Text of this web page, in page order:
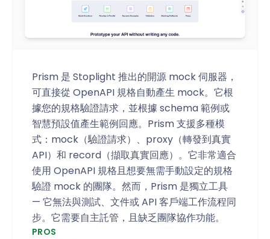
Prism 是 Stoplight 推出的開源 mock 伺服器，
可直接從 OpenAPI 規格自動產生 mock。它根
據您的規格驗證請求，並根據 schema 範例或
智慧預設值產生範例回應。Prism 支援多種模
式：mock（驗證請求）、proxy（轉發到真實
API）和 record（擷取真實回應）。它非常適合
使用 OpenAPI 規格且想要無需手動設定的規格
驗證 mock 的團隊。然而，Prism 是獨立工具
— 它無法與測試、文件或 API 客戶端工作流程同
步。它需要自主託管，且缺乏團隊協作功能。
PROS